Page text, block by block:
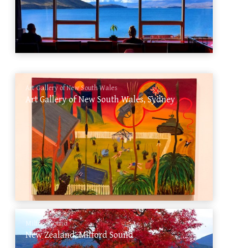
Art Gallery of New South Wales
Art Gallery of New South Wales, Sydney
Milford Sound
New Zealand, Milford Sound